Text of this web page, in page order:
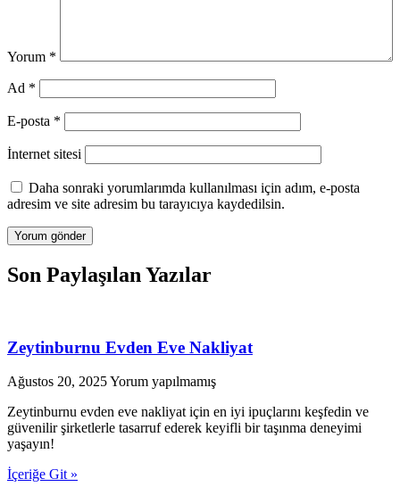
Yorum *
Ad *
E-posta *
İnternet sitesi
Daha sonraki yorumlarımda kullanılması için adım, e-posta
adresim ve site adresim bu tarayıcıya kaydedilsin.
Son Paylaşılan Yazılar
Zeytinburnu Evden Eve Nakliyat
Ağustos 20, 2025Yorum yapılmamış
Zeytinburnu evden eve nakliyat için en iyi ipuçlarını keşfedin ve
güvenilir şirketlerle tasarruf ederek keyifli bir taşınma deneyimi
yaşayın!
İçeriğe Git »